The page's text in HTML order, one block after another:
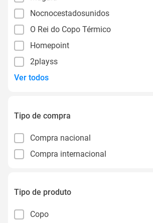
Nocnocestadosunidos
O Rei do Copo Térmico
Homepoint
2playss
Ver todos
Tipo de compra
Compra nacional
Compra internacional
Tipo de produto
Copo